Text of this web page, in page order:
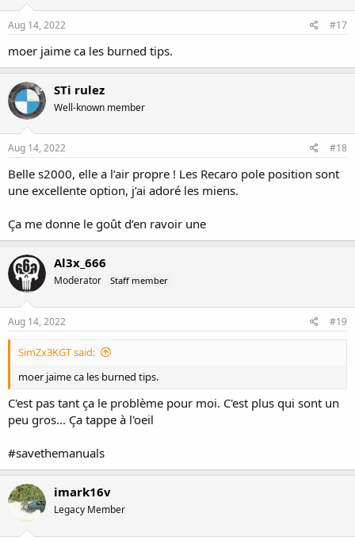
Aug 14, 2022 #17
moer jaime ca les burned tips.
STi rulez
Well-known member
Aug 14, 2022 #18
Belle s2000, elle a l’air propre ! Les Recaro pole position sont
une excellente option, j’ai adoré les miens.
Ça me donne le goût d’en ravoir une
Al3x_666
Moderator Staff member
Aug 14, 2022 #19
SimZx3KGT said:
moer jaime ca les burned tips.
C'est pas tant ça le problème pour moi. C'est plus qui sont un
peu gros... Ça tappe à l'oeil
#savethemanuals
imark16v
Legacy Member